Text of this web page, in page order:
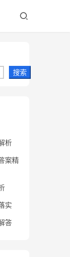
搜索
析
案精
实
答